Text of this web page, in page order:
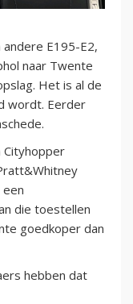
E195-E2,
naar Twente
Het is al de
wordt. Eerder
Cityhopper
die toestellen
goedkoper dan
hebben dat